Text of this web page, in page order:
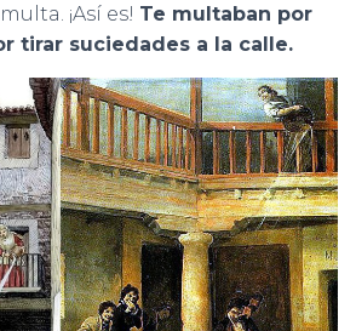
¡Así es! Te multaban por
tirar suciedades a la calle.